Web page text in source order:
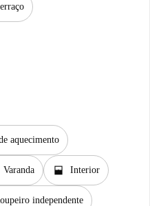
aquecimento
Varanda window_open Interior
independente